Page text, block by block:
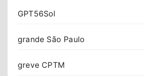
GPT56Sol
grande São Paulo
greve CPTM